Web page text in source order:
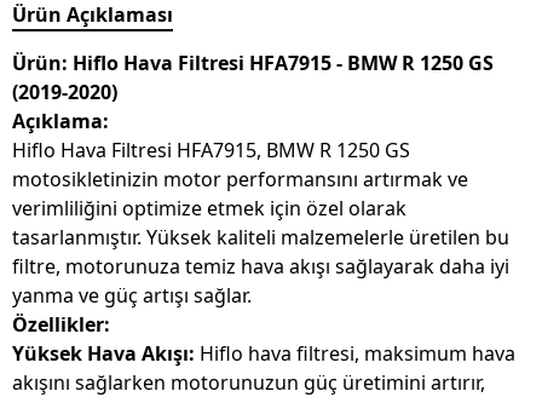
Ürün Açıklaması
Ürün: Hiflo Hava Filtresi HFA7915 - BMW R 1250 GS
(2019-2020)
Açıklama:
Hiflo Hava Filtresi HFA7915, BMW R 1250 GS
motosikletinizin motor performansını artırmak ve
verimliliğini optimize etmek için özel olarak
tasarlanmıştır. Yüksek kaliteli malzemelerle üretilen bu
filtre, motorunuza temiz hava akışı sağlayarak daha iyi
yanma ve güç artışı sağlar.
Özellikler:
Yüksek Hava Akışı: Hiflo hava filtresi, maksimum hava
akışını sağlarken motorunuzun güç üretimini artırır,